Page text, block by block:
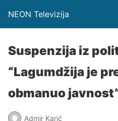
NEON Televizija
Suspenzija iz
“Lagumdžija je
obmanuo
Admir Karić